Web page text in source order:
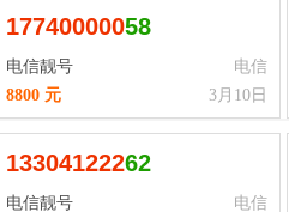
17740000058
电信靓号
电信
3月10日
8800 元
13304122262
电信靓号 电信